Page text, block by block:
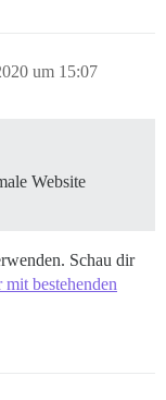
um 15:07
Website
Schau dir
bestehenden